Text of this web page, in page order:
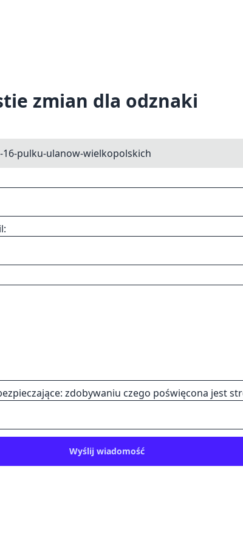
zmian dla odznaki
zdobywaniu czego poświęcona jest